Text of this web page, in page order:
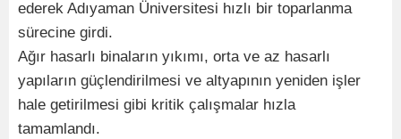
ederek Adıyaman Üniversitesi hızlı bir toparlanma
sürecine girdi.
Ağır hasarlı binaların yıkımı, orta ve az hasarlı
yapıların güçlendirilmesi ve altyapının yeniden işler
hale getirilmesi gibi kritik çalışmalar hızla
tamamlandı.